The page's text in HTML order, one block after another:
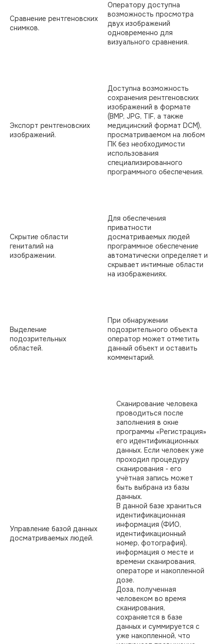
Сравнение рентгеновских
снимков.
Оператору доступна
возможность просмотра
двух изображений
одновременно для
визуального сравнения.
Экспорт рентгеновских
изображений.
Доступна возможность
сохранения рентгеновских
изображений в формате
(BMP, JPG, TIF, а также
медицинский формат DCM),
просматриваемом на любом
ПК без необходимости
использования
специализированного
программного обеспечения.
Скрытие области
гениталий на
изображении.
Для обеспечения
приватности
досматриваемых людей
программное обеспечение
автоматически определяет и
скрывает интимные области
на изображениях.
Выделение
подозрительных
областей.
При обнаружении
подозрительного объекта
оператор может отметить
данный объект и оставить
комментарий.
Управление базой данных
досматриваемых людей.
Сканирование человека
проводиться после
заполнения в окне
программы «Регистрация»
его идентификационных
данных. Если человек уже
проходил процедуру
сканирования - его
учётная запись может
быть выбрана из базы
данных.
В данной базе храниться
идентификационная
информация (ФИО,
идентификационный
номер, фотография),
информация о месте и
времени сканирования,
операторе и накопленной
дозе.
Доза, полученная
человеком во время
сканирования,
сохраняется в базе
данных и суммируется с
уже накопленной, что